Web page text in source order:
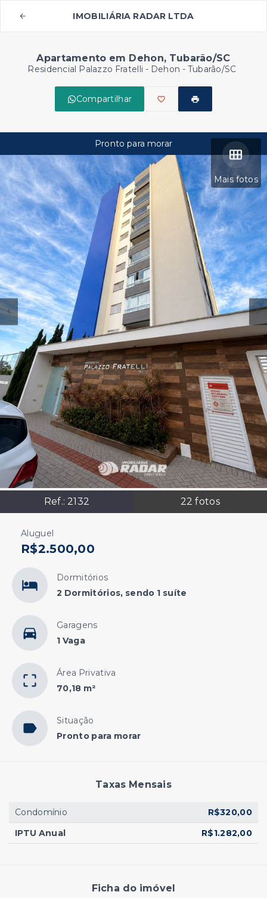
IMOBILIÁRIA RADAR LTDA
Apartamento em Dehon, Tubarão/SC
Residencial Palazzo Fratelli - Dehon - Tubarão/SC
Compartilhar
Mais fotos
Ref.: 2132 22 fotos
Pronto para morar
Aluguel
R$2.500,00
Dormitórios
2 Dormitórios, sendo 1 suíte
Garagens
1 Vaga
Área Privativa
70,18 m²
Situação
Pronto para morar
Taxas Mensais
Condomínio
R$320,00
IPTU Anual
R$1.282,00
Ficha do imóvel